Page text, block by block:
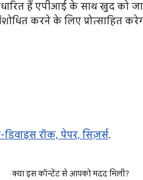
हैं एपीआई के साथ खुद को
करने के लिए प्रोत्साहित
डिवाइस रॉक, पेपर, सिज़र्स.
क्या इस कॉन्टेंट से आपको मदद मिली?